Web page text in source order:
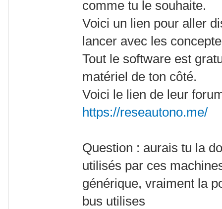
comme tu le souhaite.
Voici un lien pour aller
lancer avec les
Tout le software est
matériel de ton côté.
Voici le lien de leur
https://reseautono.me/
Question : aurais tu la
utilisés par ces
générique, vraiment la
bus utilises